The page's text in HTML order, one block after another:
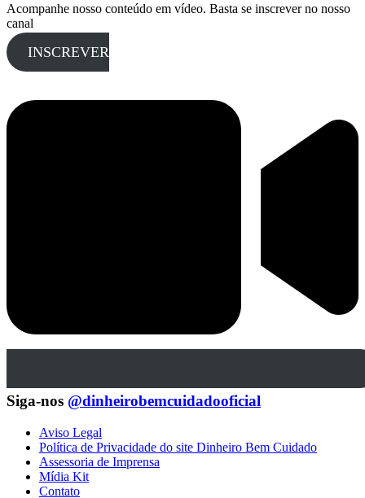
Acompanhe nosso conteúdo em vídeo. Basta se inscrever no nosso
canal
INSCREVER
Siga-nos @dinheirobemcuidadooficial
Aviso Legal
Política de Privacidade do site Dinheiro Bem Cuidado
Assessoria de Imprensa
Mídia Kit
Contato